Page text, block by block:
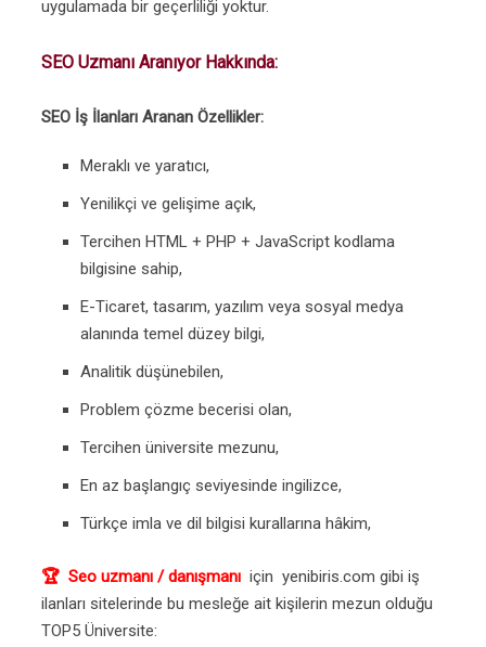
uygulamada bir geçerliliği yoktur.
SEO Uzmanı Aranıyor Hakkında:
SEO İş İlanları Aranan Özellikler:
Meraklı ve yaratıcı,
Yenilikçi ve gelişime açık,
Tercihen HTML + PHP + JavaScript kodlama
bilgisine sahip,
E-Ticaret, tasarım, yazılım veya sosyal medya
alanında temel düzey bilgi,
Analitik düşünebilen,
Problem çözme becerisi olan,
Tercihen üniversite mezunu,
En az başlangıç seviyesinde ingilizce,
Türkçe imla ve dil bilgisi kurallarına hâkim,
🏆 Seo uzmanı / danışmanı için yenibiris.com gibi iş
ilanları sitelerinde bu mesleğe ait kişilerin mezun olduğu
TOP5 Üniversite: